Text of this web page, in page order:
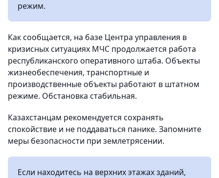
режим.
Как сообщается, на базе Центра управления в
кризисных ситуациях МЧС продолжается работа
республиканского оперативного штаба. Объекты
жизнеобеспечения, транспортные и
производственные объекты работают в штатном
режиме. Обстановка стабильная.
Казахстанцам рекомендуется сохранять
спокойствие и не поддаваться панике. Запомните
меры безопасности при землетрясении.
Если находитесь на верхних этажах зданий,